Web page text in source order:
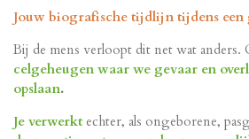
Jouw biografische tijdlijn tijdens een
Bij de mens verloopt dit net wat anders.
celgeheugen waar we gevaar en
opslaan.
Je verwerkt echter, als ongeborene,